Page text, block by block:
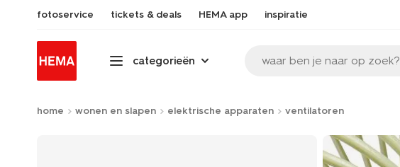
fotoservice tickets & deals HEMA app inspiratie
categorieën waar ben je naar op zoek?
home wonen en slapen elektrische apparaten ventilatoren